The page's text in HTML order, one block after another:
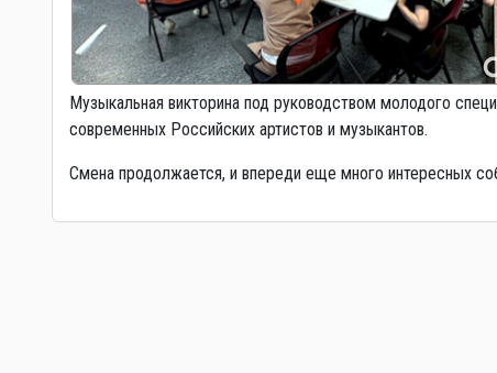
Музыкальная викторина под руководством молодого
современных Российских артистов и музыкантов.
Смена продолжается, и впереди еще много интересных